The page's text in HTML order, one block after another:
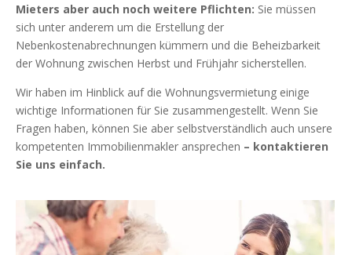
Mieters aber auch noch weitere Pflichten: Sie müssen
sich unter anderem um die Erstellung der
Nebenkostenabrechnungen kümmern und die Beheizbarkeit
der Wohnung zwischen Herbst und Frühjahr sicherstellen.
Wir haben im Hinblick auf die Wohnungsvermietung einige
wichtige Informationen für Sie zusammengestellt. Wenn Sie
Fragen haben, können Sie aber selbstverständlich auch unsere
kompetenten Immobilienmakler ansprechen – kontaktieren
Sie uns einfach.